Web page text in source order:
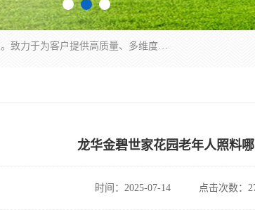
深圳市柏林家政有限公司是一家服务于深圳市民的专业家政公司。致力于为客户提供高质量、多维度的家庭服务，包括养老、母婴、月嫂育婴早教、康复理疗、家电清洗和保洁等方面的专业服务。
龙华金碧世家花园老年人照料
时间：2025-07-14 点击次数：